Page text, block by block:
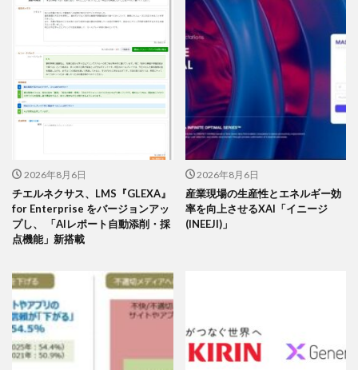
2026年8月6日
チエルネクサス、LMS『GLEXA』
for Enterprise をバージョンアッ
プし、 「AIレポート自動添削・採
点機能」新搭載
2026年8月6日
産業現場の生産性とエネルギー効
率を向上させるXAI「イニージ
(INEEJI)」